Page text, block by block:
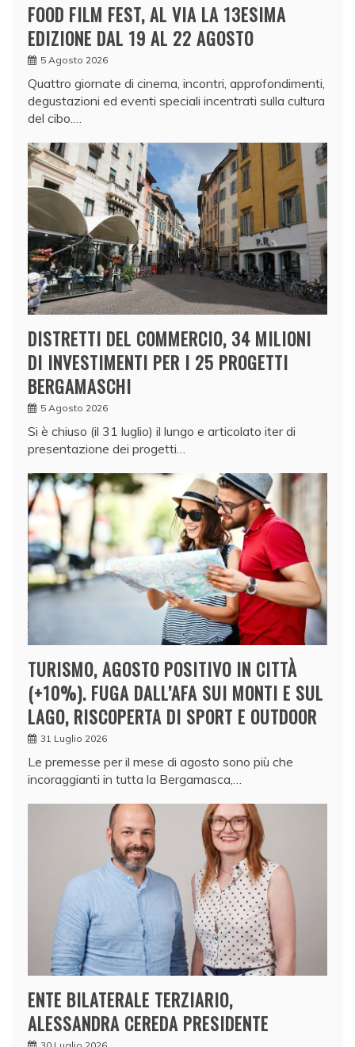
FOOD FILM FEST, AL VIA LA 13ESIMA
EDIZIONE DAL 19 AL 22 AGOSTO
5 Agosto 2026
Quattro giornate di cinema, incontri, approfondimenti,
degustazioni ed eventi speciali incentrati sulla cultura
del cibo.…
DISTRETTI DEL COMMERCIO, 34 MILIONI
DI INVESTIMENTI PER I 25 PROGETTI
BERGAMASCHI
5 Agosto 2026
Si è chiuso (il 31 luglio) il lungo e articolato iter di
presentazione dei progetti…
TURISMO, AGOSTO POSITIVO IN CITTÀ
(+10%). FUGA DALL’AFA SUI MONTI E SUL
LAGO, RISCOPERTA DI SPORT E OUTDOOR
31 Luglio 2026
Le premesse per il mese di agosto sono più che
incoraggianti in tutta la Bergamasca,…
ENTE BILATERALE TERZIARIO,
ALESSANDRA CEREDA PRESIDENTE